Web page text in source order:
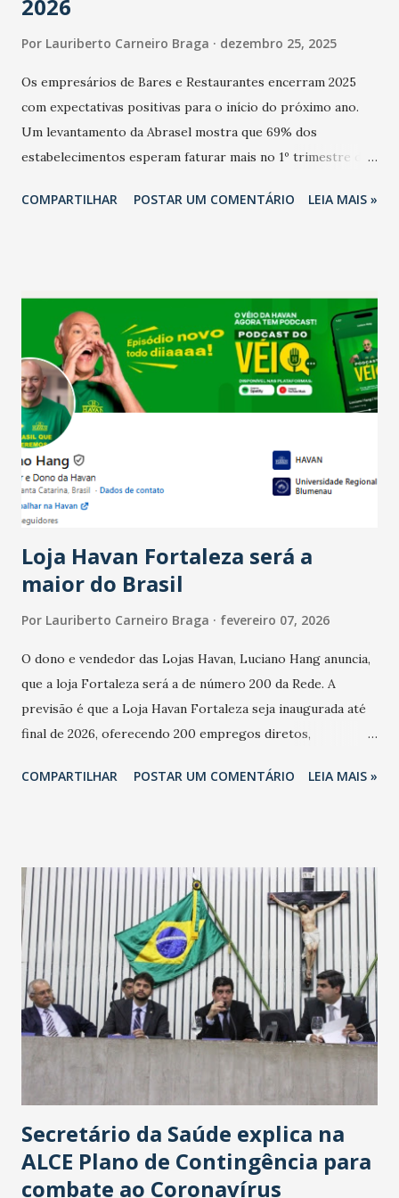
2026
Por Lauriberto Carneiro Braga dezembro 25, 2025
Os empresários de Bares e Restaurantes encerram 2025
com expectativas positivas para o início do próximo ano.
Um levantamento da Abrasel mostra que 69% dos
estabelecimentos esperam faturar mais no 1º trimestre de
relação ao último trimestre deste ano, 56% também
confraternizações de fim de ano e pelo pagamento do 13º
Salário para um número maior de trabalhadores, já que o
país tem a menor taxa de desemprego dos anos recentes.
Ainda segundo a Pesquisa, em novembro de 2025, 40% dos
bares e restaurantes operaram com lucro e outros 40%
registraram equilíbrio financeiro. Já o percentual de
estabelecimentos no prejuízo ficou em 19%, pouco abaixo
do observado no mês anterior. Outros 1% não existiam em
novembro. Em relação a outubro, o faturamento também
COMPARTILHAR POSTAR UM COMENTÁRIO LEIA MAIS »
Loja Havan Fortaleza será a
maior do Brasil
Por Lauriberto Carneiro Braga fevereiro 07, 2026
O dono e vendedor das Lojas Havan, Luciano Hang anuncia,
que a loja Fortaleza será a de número 200 da Rede. A
previsão é que a Loja Havan Fortaleza seja inaugurada até
final de 2026, oferecendo 200 empregos diretos,
Havan Fortaleza ainda não foi anunciada oficialmente, mas
COMPARTILHAR POSTAR UM COMENTÁRIO LEIA MAIS »
Secretário da Saúde explica na
ALCE Plano de Contingência para
combate ao Coronavírus